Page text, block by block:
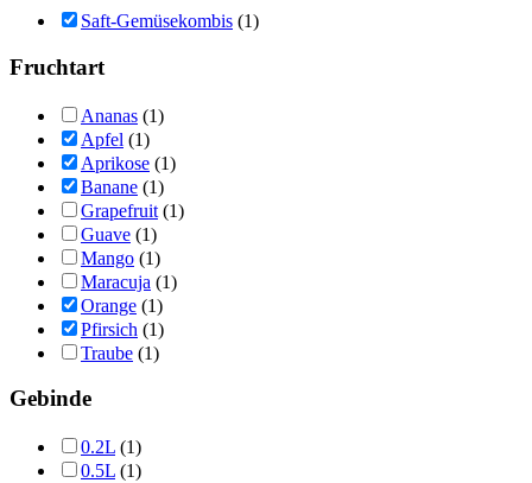
Saft-Gemüsekombis (1)
Fruchtart
Ananas (1)
Apfel (1)
Aprikose (1)
Banane (1)
Grapefruit (1)
Guave (1)
Mango (1)
Maracuja (1)
Orange (1)
Pfirsich (1)
Traube (1)
Gebinde
0.2L (1)
0.5L (1)